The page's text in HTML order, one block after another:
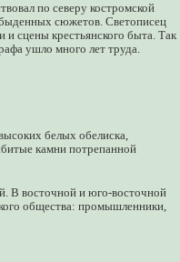
по северу костромской
сюжетов. Светописец
и сцены крестьянского быта. Так
ушло много лет труда.
белых обелиска,
камни потрепанной
В восточной и юго-восточной
общества: промышленники,